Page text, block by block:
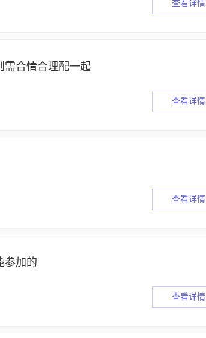
查看详情
需合情合理配一起
查看详情
查看详情
参加的
查看详情